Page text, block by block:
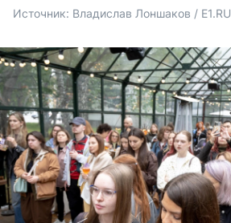
Источник: Владислав Лоншаков / E1.RU